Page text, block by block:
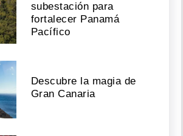
subestación para
fortalecer Panamá
Pacífico
Descubre la magia de
Gran Canaria